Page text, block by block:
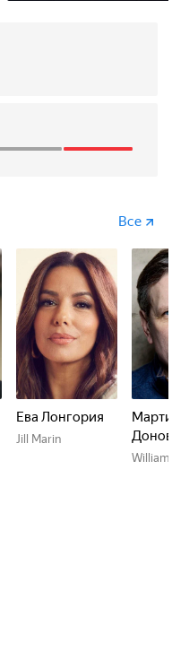
Все
Ева Лонгория
Jill Marin